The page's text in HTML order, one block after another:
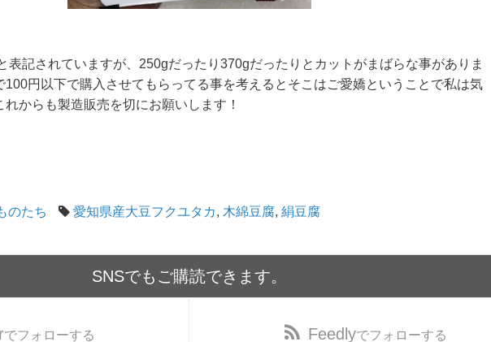
表記されていますが、250gだったり370gだったりとカットがまばらな事がありま
100円以下で購入させてもらってる事を考えるとそこはご愛嬌ということで私は気
からも製造販売を切にお願いします！
のたち 愛知県産大豆フクユタカ, 木綿豆腐, 絹豆腐
SNSでもご購読できます。
でフォローする Feedlyでフォローする